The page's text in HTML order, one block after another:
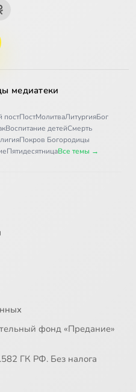
медиатеки
постПостМолитваЛитургияБог
Воспитание детейСмерть
Покров Богородицы
ПятидесятницаВсе темы →
фонд «Предание»
ГК РФ. Без налога